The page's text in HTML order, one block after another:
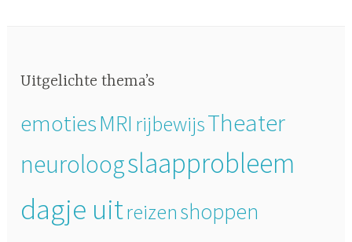
Uitgelichte thema’s
emotiesMRI rijbewijsTheater
neuroloogslaapprobleem
dagje uitreizenshoppen